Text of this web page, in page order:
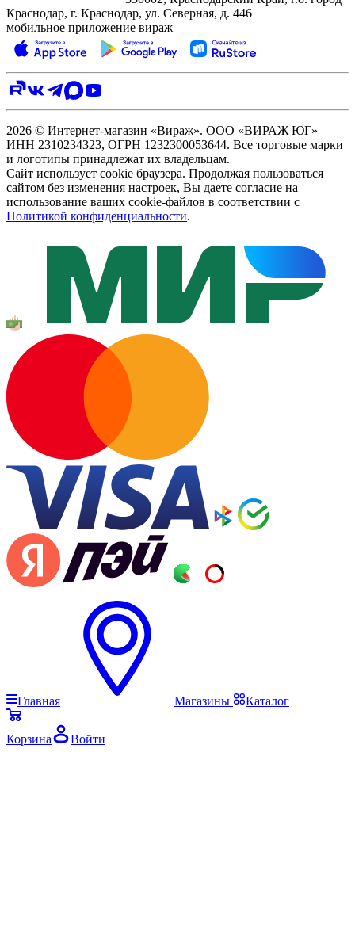
Краснодар, г. Краснодар, ул. Северная, д. 446
мобильное приложение вираж
2026 © Интернет-магазин «Вираж». ООО «ВИРАЖ ЮГ»
ИНН 2310234323, ОГРН 1232300053644. Все торговые марки
и логотипы принадлежат их владельцам.
Сайт использует cookie браузера. Продолжая пользоваться
сайтом без изменения настроек, Вы даете согласие на
использование ваших cookie-файлов в соответствии с
Политикой конфиденциальности.
Главная Магазины Каталог
Корзина Войти